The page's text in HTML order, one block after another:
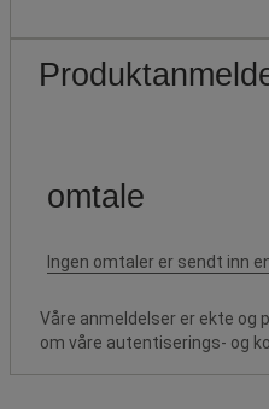
Våre anmeldelser er ekte og
om våre autentiserings- og